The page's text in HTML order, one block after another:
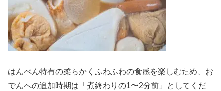
はんぺん特有の柔らかくふわふわの食感を楽しむため、お
でんへの追加時期は「煮終わりの1〜2分前」としてくだ